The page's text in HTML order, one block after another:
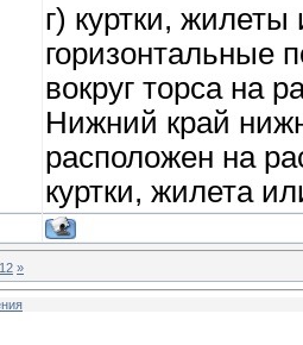
г) куртки,
горизонтальные
вокруг торса на
Нижний край
расположен на
куртки, жилета
12 »